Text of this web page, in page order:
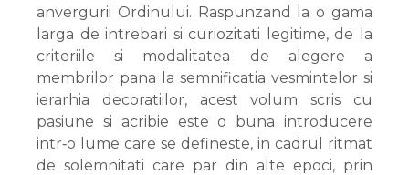
anvergurii Ordinului. Raspunzand la o gama
larga de intrebari si curiozitati legitime, de la
criteriile si modalitatea de alegere a
membrilor pana la semnificatia vesmintelor si
ierarhia decoratiilor, acest volum scris cu
pasiune si acribie este o buna introducere
intr‑o lume care se defineste, in cadrul ritmat
de solemnitati care par din alte epoci, prin